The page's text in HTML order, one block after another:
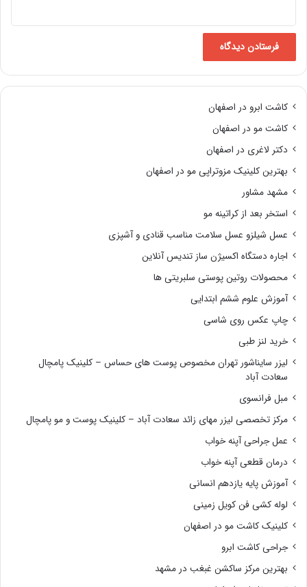
کاشت ابرو در اصفهان
کاشت مو در اصفهان
دکتر لاغری در اصفهان
بهترین کلینیک مزوتراپی مو در اصفهان
مشهد مشاور
استخر بعد از کراتینه مو
عسل شیلزو عسل سلامت مناسب قنادی و آشپزی
اجاره دستگاه اکسیژن ساز تندیس آنلاین
محصولات روتین پوستی سلبریتی ها
آموزش علوم ششم ابتدایی
چاپ عکس روی شاسی
خرید لنز طبی
لیزر سایناشور تهران مخصوص پوست های حساس – کلینیک پامچال
سعادت آباد
مبل فرانسوی
مرکز تخصصی لیزر مهای زائد سعادت آباد – کلینیک پوست و مو پامچال
عمل جراحی آپنه خواب
درمان قطعی آپنه خواب
آموزش پایه یازدهم انسانی
لوله کشی فن کویل زمینی
کلینیک کاشت مو در اصفهان
جراحی کاشت ابرو
بهترین مرکز ساکشن غبغب در مشهد